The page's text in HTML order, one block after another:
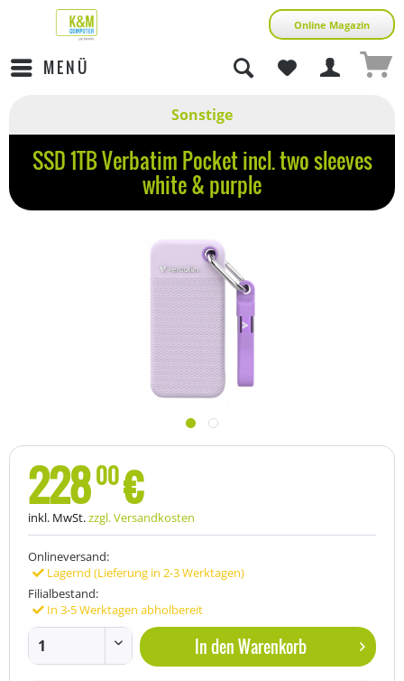
Online Magazin
MENÜ
Sonstige
SSD 1TB Verbatim Pocket incl. two sleeves
white & purple
22800€
inkl. MwSt.zzgl. Versandkosten
Onlineversand:
Lagernd (Lieferung in 2-3 Werktagen)
Filialbestand:
In 3-5 Werktagen abholbereit
In denWarenkorb